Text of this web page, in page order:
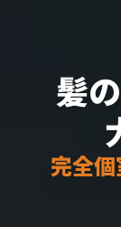
髪
完全